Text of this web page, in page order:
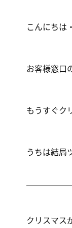
こんにちは
お客様窓口
もうすぐク
うちは結局
クリスマス